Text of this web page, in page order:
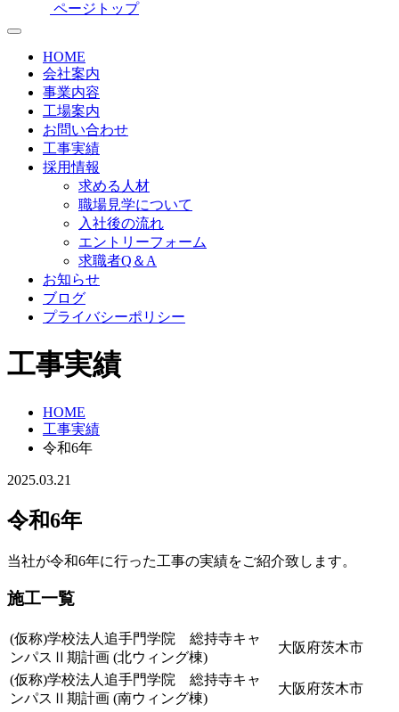
ページトップ
HOME
会社案内
事業内容
工場案内
お問い合わせ
工事実績
採用情報
求める人材
職場見学について
入社後の流れ
エントリーフォーム
求職者Q＆A
お知らせ
ブログ
プライバシーポリシー
工事実績
HOME
工事実績
令和6年
2025.03.21
令和6年
当社が令和6年に行った工事の実績をご紹介致します。
施工一覧
(仮称)学校法人追手門学院 総持寺キャ
ンパスⅡ期計画 (北ウィング棟)
大阪府茨木市
(仮称)学校法人追手門学院 総持寺キャ
ンパスⅡ期計画 (南ウィング棟)
大阪府茨木市